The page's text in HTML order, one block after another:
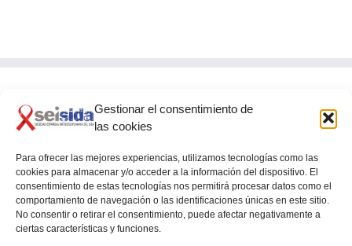
Gestionar el consentimiento de
las cookies
Para ofrecer las mejores experiencias, utilizamos tecnologías como las
cookies para almacenar y/o acceder a la información del dispositivo. El
consentimiento de estas tecnologías nos permitirá procesar datos como el
comportamiento de navegación o las identificaciones únicas en este sitio.
No consentir o retirar el consentimiento, puede afectar negativamente a
ciertas características y funciones.
SEISIDA
Glorieta de Quevedo, 9 – 5º